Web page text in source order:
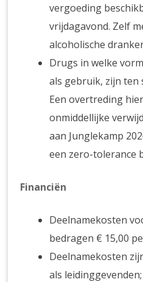
vergoeding
vrijdagavond. Zelf
alcoholische
Drugs in welke
als gebruik, zijn ten
Een overtreding
onmiddellijke
aan Junglekamp
een zero-tolerance
Financiën
Deelnamekosten
bedragen € 15,00
Deelnamekosten
als leidinggevenden;